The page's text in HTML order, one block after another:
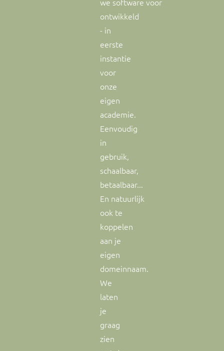
ontwikkeld
- in
eerste
instantie
voor
onze
eigen
academie.
Eenvoudig
in
gebruik,
schaalbaar,
betaalbaar...
En natuurlijk
ook te
koppelen
aan je
eigen
domeinnaam.
We
laten
je
graag
zien